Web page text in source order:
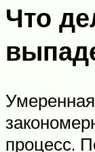
Что
процесс.